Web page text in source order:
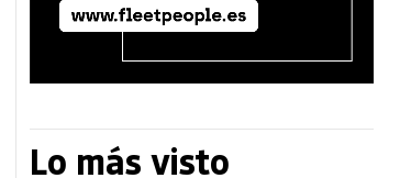
Lo más visto